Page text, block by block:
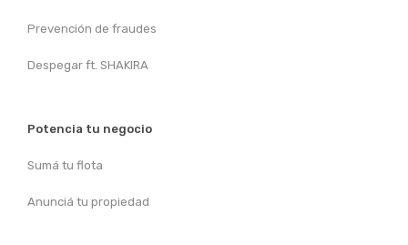
Prevención de fraudes
Despegar ft. SHAKIRA
Potencia tu negocio
Sumá tu flota
Anunciá tu propiedad